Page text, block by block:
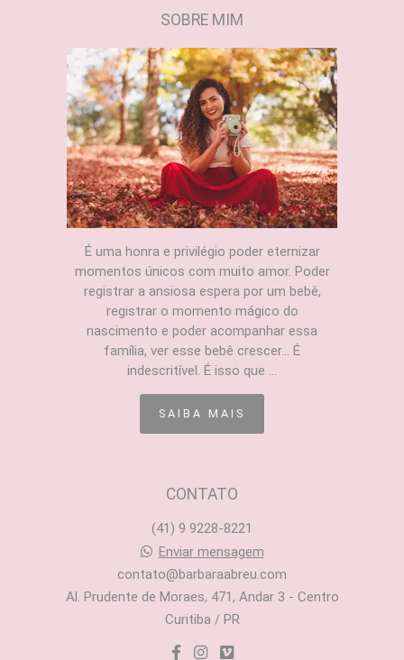
SOBRE MIM
É uma honra e privilégio poder eternizar
momentos únicos com muito amor. Poder
registrar a ansiosa espera por um bebê,
registrar o momento mágico do
nascimento e poder acompanhar essa
família, ver esse bebê crescer... É
indescritível. É isso que ...
SAIBA MAIS
CONTATO
(41) 9 9228-8221
Enviar mensagem
contato@barbaraabreu.com
Al. Prudente de Moraes, 471, Andar 3 - Centro
Curitiba / PR